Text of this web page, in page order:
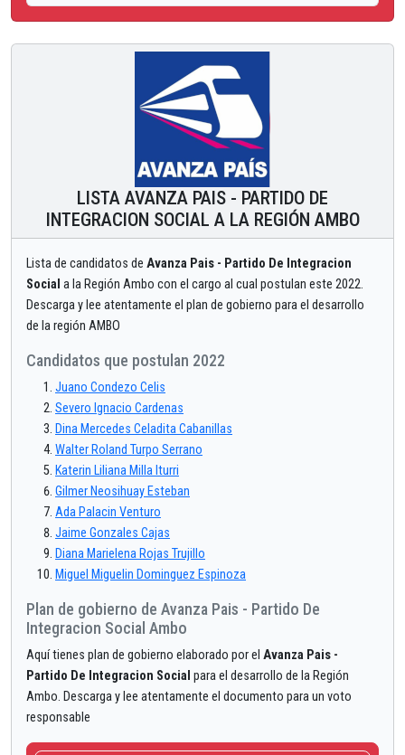
LISTA AVANZA PAIS - PARTIDO DE
INTEGRACION SOCIAL A LA REGIÓN AMBO
Lista de candidatos de Avanza Pais - Partido De Integracion
Social a la Región Ambo con el cargo al cual postulan este 2022.
Descarga y lee atentamente el plan de gobierno para el desarrollo
de la región AMBO
Candidatos que postulan 2022
Juano Condezo Celis
Severo Ignacio Cardenas
Dina Mercedes Celadita Cabanillas
Walter Roland Turpo Serrano
Katerin Liliana Milla Iturri
Gilmer Neosihuay Esteban
Ada Palacin Venturo
Jaime Gonzales Cajas
Diana Marielena Rojas Trujillo
Miguel Miguelin Dominguez Espinoza
Plan de gobierno de Avanza Pais - Partido De
Integracion Social Ambo
Aquí tienes plan de gobierno elaborado por el Avanza Pais -
Partido De Integracion Social para el desarrollo de la Región
Ambo. Descarga y lee atentamente el documento para un voto
responsable